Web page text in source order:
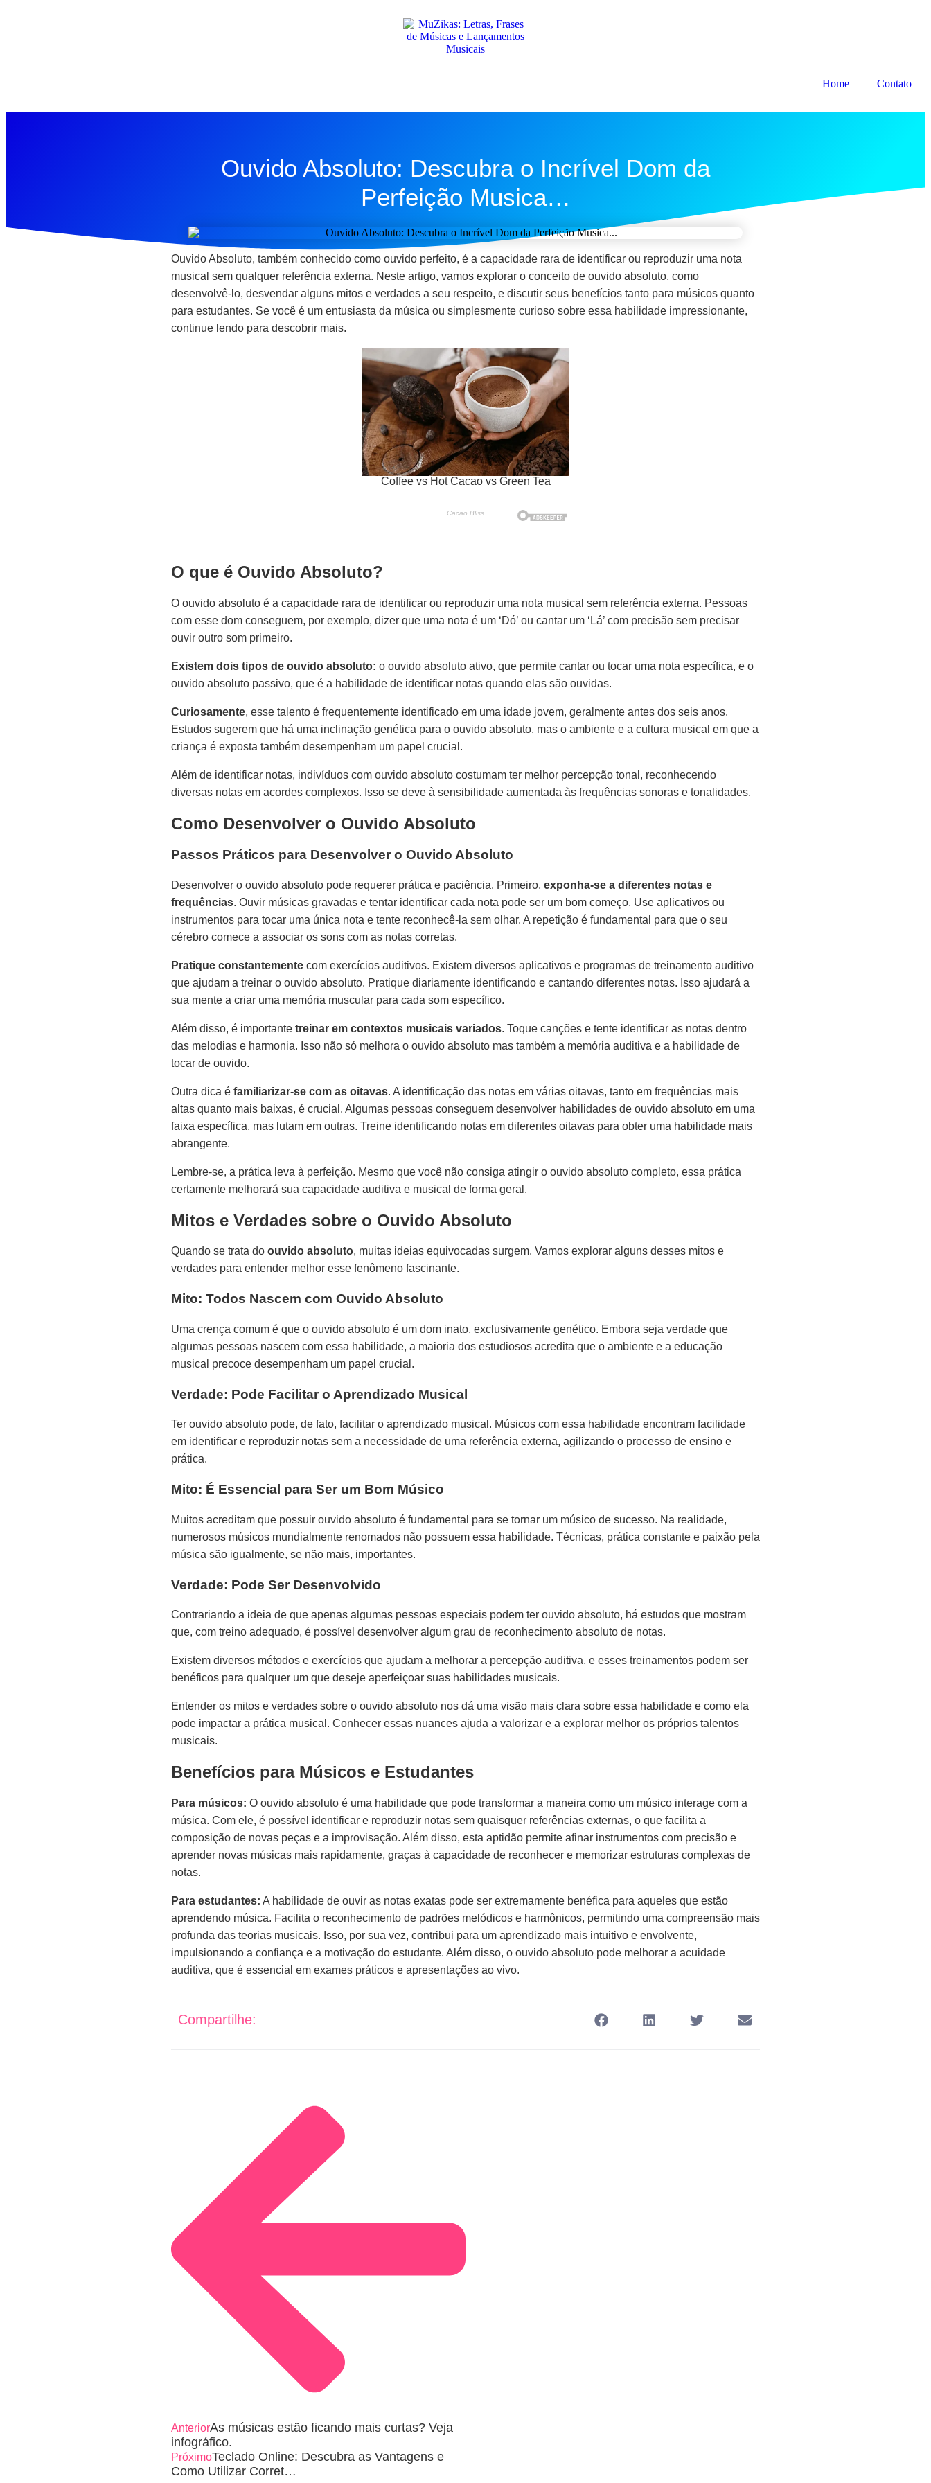
Home Contato
Ouvido Absoluto: Descubra o Incrível Dom da
Perfeição Musica…
Ouvido Absoluto, também conhecido como ouvido perfeito, é a capacidade rara de identificar ou reproduzir uma nota
musical sem qualquer referência externa. Neste artigo, vamos explorar o conceito de ouvido absoluto, como
desenvolvê-lo, desvendar alguns mitos e verdades a seu respeito, e discutir seus benefícios tanto para músicos quanto
para estudantes. Se você é um entusiasta da música ou simplesmente curioso sobre essa habilidade impressionante,
continue lendo para descobrir mais.
O que é Ouvido Absoluto?
O ouvido absoluto é a capacidade rara de identificar ou reproduzir uma nota musical sem referência externa. Pessoas
com esse dom conseguem, por exemplo, dizer que uma nota é um ‘Dó’ ou cantar um ‘Lá’ com precisão sem precisar
ouvir outro som primeiro.
Existem dois tipos de ouvido absoluto: o ouvido absoluto ativo, que permite cantar ou tocar uma nota específica, e o
ouvido absoluto passivo, que é a habilidade de identificar notas quando elas são ouvidas.
Curiosamente, esse talento é frequentemente identificado em uma idade jovem, geralmente antes dos seis anos.
Estudos sugerem que há uma inclinação genética para o ouvido absoluto, mas o ambiente e a cultura musical em que a
criança é exposta também desempenham um papel crucial.
Além de identificar notas, indivíduos com ouvido absoluto costumam ter melhor percepção tonal, reconhecendo
diversas notas em acordes complexos. Isso se deve à sensibilidade aumentada às frequências sonoras e tonalidades.
Como Desenvolver o Ouvido Absoluto
Passos Práticos para Desenvolver o Ouvido Absoluto
Desenvolver o ouvido absoluto pode requerer prática e paciência. Primeiro, exponha-se a diferentes notas e
frequências. Ouvir músicas gravadas e tentar identificar cada nota pode ser um bom começo. Use aplicativos ou
instrumentos para tocar uma única nota e tente reconhecê-la sem olhar. A repetição é fundamental para que o seu
cérebro comece a associar os sons com as notas corretas.
Pratique constantemente com exercícios auditivos. Existem diversos aplicativos e programas de treinamento auditivo
que ajudam a treinar o ouvido absoluto. Pratique diariamente identificando e cantando diferentes notas. Isso ajudará a
sua mente a criar uma memória muscular para cada som específico.
Além disso, é importante treinar em contextos musicais variados. Toque canções e tente identificar as notas dentro
das melodias e harmonia. Isso não só melhora o ouvido absoluto mas também a memória auditiva e a habilidade de
tocar de ouvido.
Outra dica é familiarizar-se com as oitavas. A identificação das notas em várias oitavas, tanto em frequências mais
altas quanto mais baixas, é crucial. Algumas pessoas conseguem desenvolver habilidades de ouvido absoluto em uma
faixa específica, mas lutam em outras. Treine identificando notas em diferentes oitavas para obter uma habilidade mais
abrangente.
Lembre-se, a prática leva à perfeição. Mesmo que você não consiga atingir o ouvido absoluto completo, essa prática
certamente melhorará sua capacidade auditiva e musical de forma geral.
Mitos e Verdades sobre o Ouvido Absoluto
Quando se trata do ouvido absoluto, muitas ideias equivocadas surgem. Vamos explorar alguns desses mitos e
verdades para entender melhor esse fenômeno fascinante.
Mito: Todos Nascem com Ouvido Absoluto
Uma crença comum é que o ouvido absoluto é um dom inato, exclusivamente genético. Embora seja verdade que
algumas pessoas nascem com essa habilidade, a maioria dos estudiosos acredita que o ambiente e a educação
musical precoce desempenham um papel crucial.
Verdade: Pode Facilitar o Aprendizado Musical
Ter ouvido absoluto pode, de fato, facilitar o aprendizado musical. Músicos com essa habilidade encontram facilidade
em identificar e reproduzir notas sem a necessidade de uma referência externa, agilizando o processo de ensino e
prática.
Mito: É Essencial para Ser um Bom Músico
Muitos acreditam que possuir ouvido absoluto é fundamental para se tornar um músico de sucesso. Na realidade,
numerosos músicos mundialmente renomados não possuem essa habilidade. Técnicas, prática constante e paixão pela
música são igualmente, se não mais, importantes.
Verdade: Pode Ser Desenvolvido
Contrariando a ideia de que apenas algumas pessoas especiais podem ter ouvido absoluto, há estudos que mostram
que, com treino adequado, é possível desenvolver algum grau de reconhecimento absoluto de notas.
Existem diversos métodos e exercícios que ajudam a melhorar a percepção auditiva, e esses treinamentos podem ser
benéficos para qualquer um que deseje aperfeiçoar suas habilidades musicais.
Entender os mitos e verdades sobre o ouvido absoluto nos dá uma visão mais clara sobre essa habilidade e como ela
pode impactar a prática musical. Conhecer essas nuances ajuda a valorizar e a explorar melhor os próprios talentos
musicais.
Benefícios para Músicos e Estudantes
Para músicos: O ouvido absoluto é uma habilidade que pode transformar a maneira como um músico interage com a
música. Com ele, é possível identificar e reproduzir notas sem quaisquer referências externas, o que facilita a
composição de novas peças e a improvisação. Além disso, esta aptidão permite afinar instrumentos com precisão e
aprender novas músicas mais rapidamente, graças à capacidade de reconhecer e memorizar estruturas complexas de
notas.
Para estudantes: A habilidade de ouvir as notas exatas pode ser extremamente benéfica para aqueles que estão
aprendendo música. Facilita o reconhecimento de padrões melódicos e harmônicos, permitindo uma compreensão mais
profunda das teorias musicais. Isso, por sua vez, contribui para um aprendizado mais intuitivo e envolvente,
impulsionando a confiança e a motivação do estudante. Além disso, o ouvido absoluto pode melhorar a acuidade
auditiva, que é essencial em exames práticos e apresentações ao vivo.
Compartilhe:
AnteriorAs músicas estão ficando mais curtas? Veja
infográfico.
PróximoTeclado Online: Descubra as Vantagens e
Como Utilizar Corret…